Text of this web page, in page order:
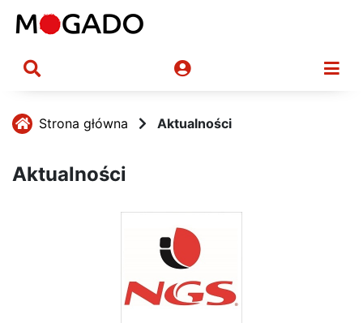
Strona główna Aktualności
Aktualności